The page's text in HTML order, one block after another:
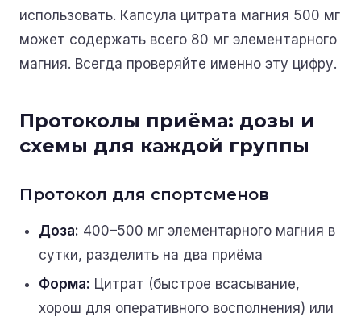
использовать. Капсула цитрата магния 500 мг
может содержать всего 80 мг элементарного
магния. Всегда проверяйте именно эту цифру.
Протоколы приёма: дозы и
схемы для каждой группы
Протокол для спортсменов
Доза: 400–500 мг элементарного магния в
сутки, разделить на два приёма
Форма: Цитрат (быстрое всасывание,
хорош для оперативного восполнения) или